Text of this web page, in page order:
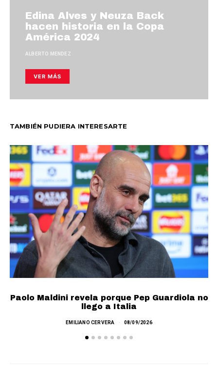
Edina Alves y Neuza Back
hacen historia en la Copa
América 2024
ALBERTO MENDEZ
VER MÁS
TAMBIÉN PUDIERA INTERESARTE
Paolo Maldini revela porque Pep Guardiola no
llego a Italia
EMILIANO CERVERA 08/09/2026